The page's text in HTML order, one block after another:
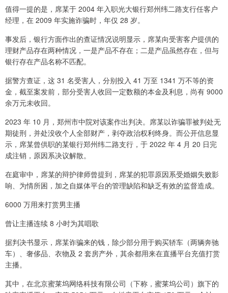
值得一提的是，席某于 2004 年入职光大银行郑州纬二路支行任客户
经理，在 2009 年实施诈骗时，年仅 28 岁。
事发后，银行方面作出的查证情况说明显示，席某向受害客户提供的
理财产品存在两种情况，一是产品不存在；二是产品虽然存在，但与
银行存在产品名称不匹配。
据警方查证，这 31 名受害人，分别投入 41 万至 1341 万不等的资
金，截至案发前，部分受害人收回一定数额的本金及利息，尚有 9000
余万元未收回。
2023 年 10 月，郑州市中院对该案作出判决。席某以诈骗罪被判处无
期徒刑，并处没收个人全部财产，剥夺政治权利终身。而公开信息显
示，席某曾供职的某银行郑州纬二路支行，于 2022 年 4 月 20 日完
成注销，原因系决议解散。
在庭审中，席某的辩护律师曾提到，席某的犯罪原因系受婚姻失败影
响、为情所困，加之自媒体平台的管理缺陷和缺乏有效的监督造成。
6000 万用来打赏男主播
曾让主播连续 8 小时为其唱歌
据判决书显示，席某诈骗来的钱，除少部分用于购买轿车（两辆奔驰
车）、奢侈品、衣物及 2 套房产外，其余都用来在直播平台充值打赏
主播。
其中，在北京蜜莱坞网络科技有限公司（下称，蜜莱坞公司）旗下的